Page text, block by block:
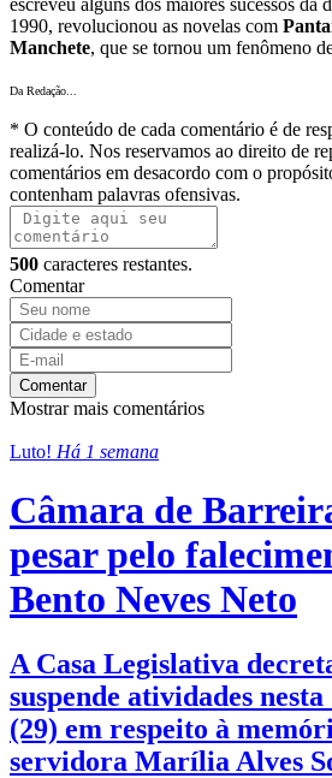
1990, revolucionou as novelas com
Manchete, que se tornou um fenômeno
Da Redação...
* O conteúdo de cada comentário é de
realizá-lo. Nos reservamos ao direito de
comentários em desacordo com o
contenham palavras ofensivas.
500 caracteres restantes.
Comentar
Comentar
Mostrar mais comentários
Luto! Há 1 semana
Câmara de
pesar pelo
Bento Neves Neto
A Casa Legislativa
suspende atividades
(29) em respeito à
servidora Marília Alves